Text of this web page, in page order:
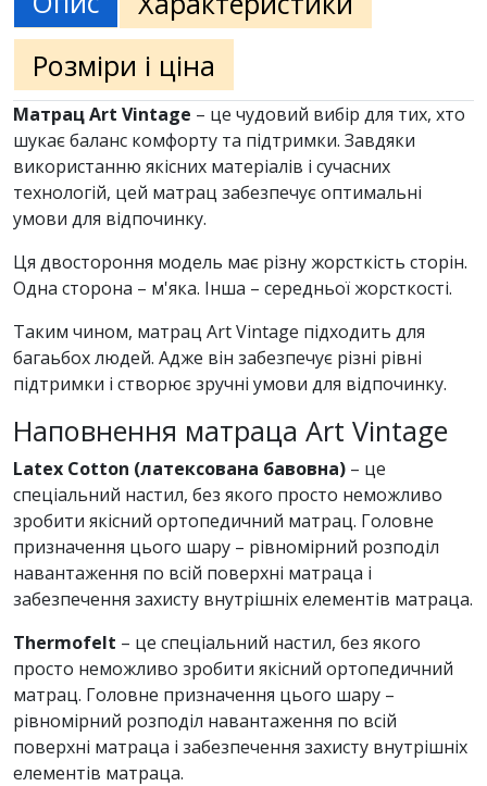
Розміри і ціна
Матрац Art Vintage – це чудовий вибір для тих, хто
шукає баланс комфорту та підтримки. Завдяки
використанню якісних матеріалів і сучасних
технологій, цей матрац забезпечує оптимальні
умови для відпочинку.
Ця двостороння модель має різну жорсткість сторін.
Одна сторона – м'яка. Інша – середньої жорсткості.
Таким чином, матрац Art Vintage підходить для
багаьбох людей. Адже він забезпечує різні рівні
підтримки і створює зручні умови для відпочинку.
Наповнення матраца Art Vintage
Latex Cotton (латексована бавовна) – це
спеціальний настил, без якого просто неможливо
зробити якісний ортопедичний матрац. Головне
призначення цього шару – рівномірний розподіл
навантаження по всій поверхні матраца і
забезпечення захисту внутрішніх елементів матраца.
Thermofelt – це спеціальний настил, без якого
просто неможливо зробити якісний ортопедичний
матрац. Головне призначення цього шару –
рівномірний розподіл навантаження по всій
поверхні матраца і забезпечення захисту внутрішніх
елементів матраца.